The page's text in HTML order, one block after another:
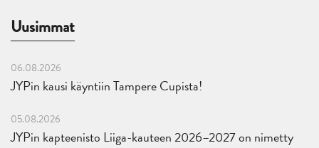
Uusimmat
06.08.2026
JYPin kausi käyntiin Tampere Cupista!
05.08.2026
JYPin kapteenisto Liiga-kauteen 2026–2027 on nimetty